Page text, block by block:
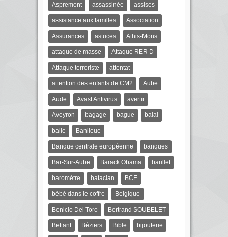
Aspremont assassinée assises
assistance aux familles Association
Assurances astuces Athis-Mons
attaque de masse Attaque RER D
Attaque terroriste attentat
attention des enfants de CM2 Aube
Aude Avast Antivirus avertir
Aveyron bagage bague balai
balle Banlieue
Banque centrale européenne banques
Bar-Sur-Aube Barack Obama barillet
baromètre bataclan BCE
bébé dans le coffre Belgique
Benicio Del Toro Bertrand SOUBELET
Bettant Béziers Bible bijouterie